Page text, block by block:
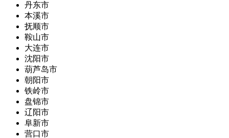
丹东市
本溪市
抚顺市
鞍山市
大连市
沈阳市
葫芦岛市
朝阳市
铁岭市
盘锦市
辽阳市
阜新市
营口市